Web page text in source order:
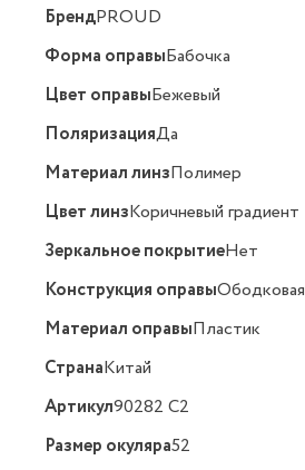
БрендPROUD
Форма оправыБабочка
Цвет оправыБежевый
ПоляризацияДа
Материал линзПолимер
Цвет линзКоричневый градиент
Зеркальное покрытиеНет
Конструкция оправыОбодковая
Материал оправыПластик
СтранаКитай
Артикул90282 C2
Размер окуляра52